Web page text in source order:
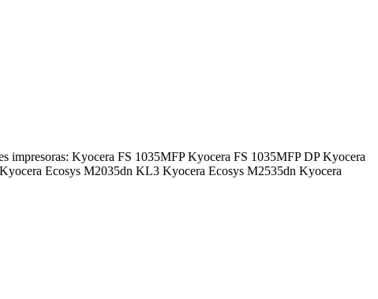
Kyocera FS 1035MFP Kyocera FS 1035MFP DP Kyocera
Ecosys M2035dn KL3 Kyocera Ecosys M2535dn Kyocera